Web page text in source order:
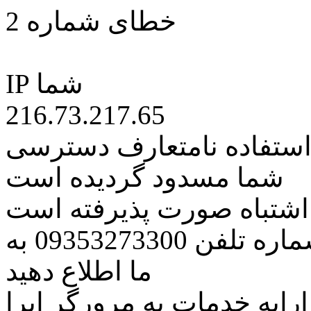
خطای شماره 2
IP شما
216.73.217.65
نامتعارف دسترسی
شما مسدود گردیده است
اشتباه صورت پذیرفته است
مراتب این مسئله را از طریق شماره تلفن 09353273300 به
ما اطلاع دهید
خدمات به مرورگر اپرا